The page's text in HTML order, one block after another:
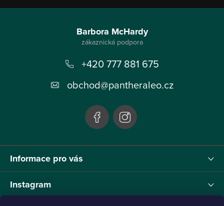
Informace pro vás
Instagram
Barbora McHardy
+420 777 881 675
obchod@pantheraleo.cz